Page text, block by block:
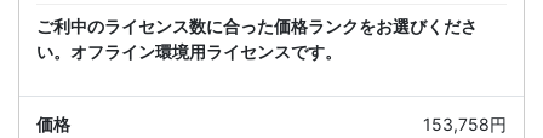
ご利中のライセンス数に合った価格ランクをお選びくださ
い。オフライン環境用ライセンスです。
153,758円